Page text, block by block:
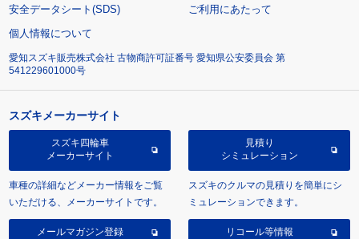
安全データシート(SDS)
ご利用にあたって
個人情報について
愛知スズキ販売株式会社 古物商許可証番号 愛知県公安委員会 第
541229601000号
スズキメーカーサイト
スズキ四輪車
メーカーサイト
車種の詳細などメーカー情報をご覧
いただける、メーカーサイトです。
見積り
シミュレーション
スズキのクルマの見積りを簡単にシ
ミュレーションできます。
メールマガジン登録 リコール等情報